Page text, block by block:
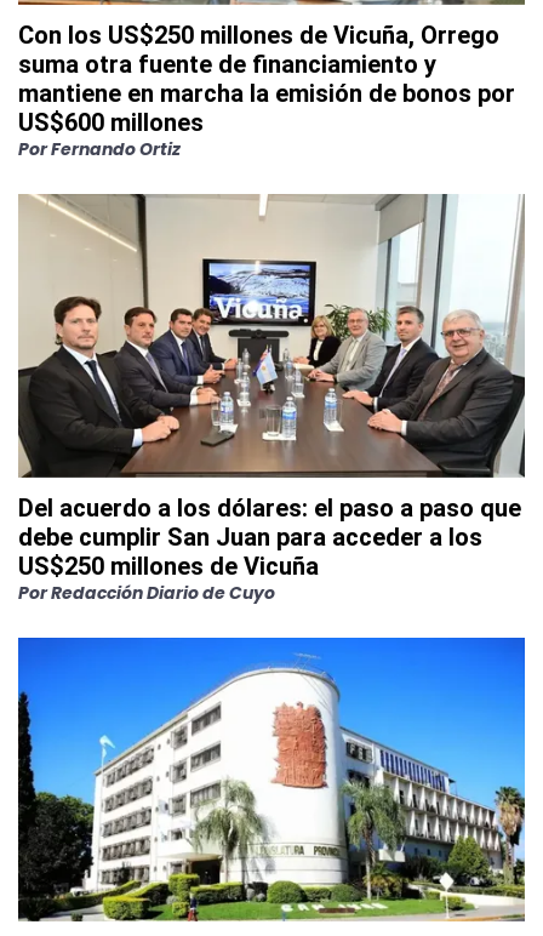
Con los US$250 millones de Vicuña, Orrego
suma otra fuente de financiamiento y
mantiene en marcha la emisión de bonos por
US$600 millones
PorFernando Ortiz
Del acuerdo a los dólares: el paso a paso que
debe cumplir San Juan para acceder a los
US$250 millones de Vicuña
PorRedacción Diario de Cuyo